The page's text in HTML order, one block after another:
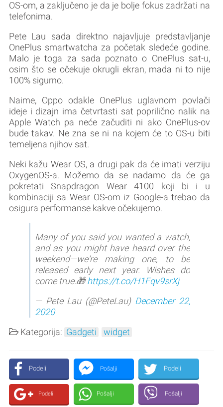
OS-om, a zaključeno je da je bolje fokus zadržati na
telefonima.
Pete Lau sada direktno najavljuje predstavljanje
OnePlus smartwatcha za početak sledeće godine.
Malo je toga za sada poznato o OnePlus sat-u,
osim što se očekuje okrugli ekran, mada ni to nije
100% sigurno.
Naime, Oppo odakle OnePlus uglavnom povlači
ideje i dizajn ima četvrtasti sat poprilično nalik na
Apple Watch pa neće začuditi ni ako OnePlus-ov
bude takav. Ne zna se ni na kojem će to OS-u biti
temeljena njihov sat.
Neki kažu Wear OS, a drugi pak da će imati verziju
OxygenOS-a. Možemo da se nadamo da će ga
pokretati Snapdragon Wear 4100 koji bi i u
kombinaciji sa Wear OS-om iz Google-a trebao da
osigura performanse kakve očekujemo.
Many of you said you wanted a watch,
and as you might have heard over the
weekend—we're making one, to be
released early next year. Wishes do
come true.🎁https://t.co/H1Fqv9srXj
— Pete Lau (@PeteLau) December 22,
2020
Kategorija: Gadgeti widget
Podeli Pošalji Podeli
Podeli Pošalji Pošalji